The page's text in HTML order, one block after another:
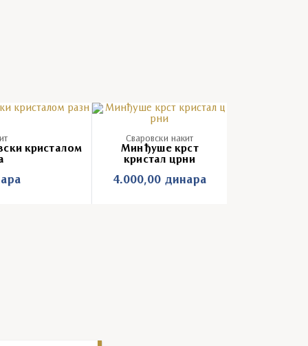
кристалом
Сваровски накит
Минђуше крст
кристал црни
4.000,00 динара